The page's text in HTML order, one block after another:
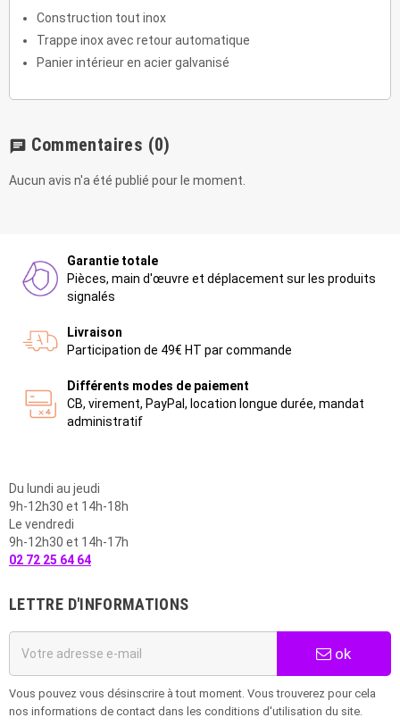
Construction tout inox
Trappe inox avec retour automatique
Panier intérieur en acier galvanisé
chat Commentaires (0)
Aucun avis n'a été publié pour le moment.
Garantie totale
Pièces, main d'œuvre et déplacement sur les produits
signalés
Livraison
Participation de 49€ HT par commande
Différents modes de paiement
CB, virement, PayPal, location longue durée, mandat
administratif
Du lundi au jeudi
9h-12h30 et 14h-18h
Le vendredi
9h-12h30 et 14h-17h
02 72 25 64 64
LETTRE D'INFORMATIONS
ok
Vous pouvez vous désinscrire à tout moment. Vous trouverez pour cela
nos informations de contact dans les conditions d'utilisation du site.